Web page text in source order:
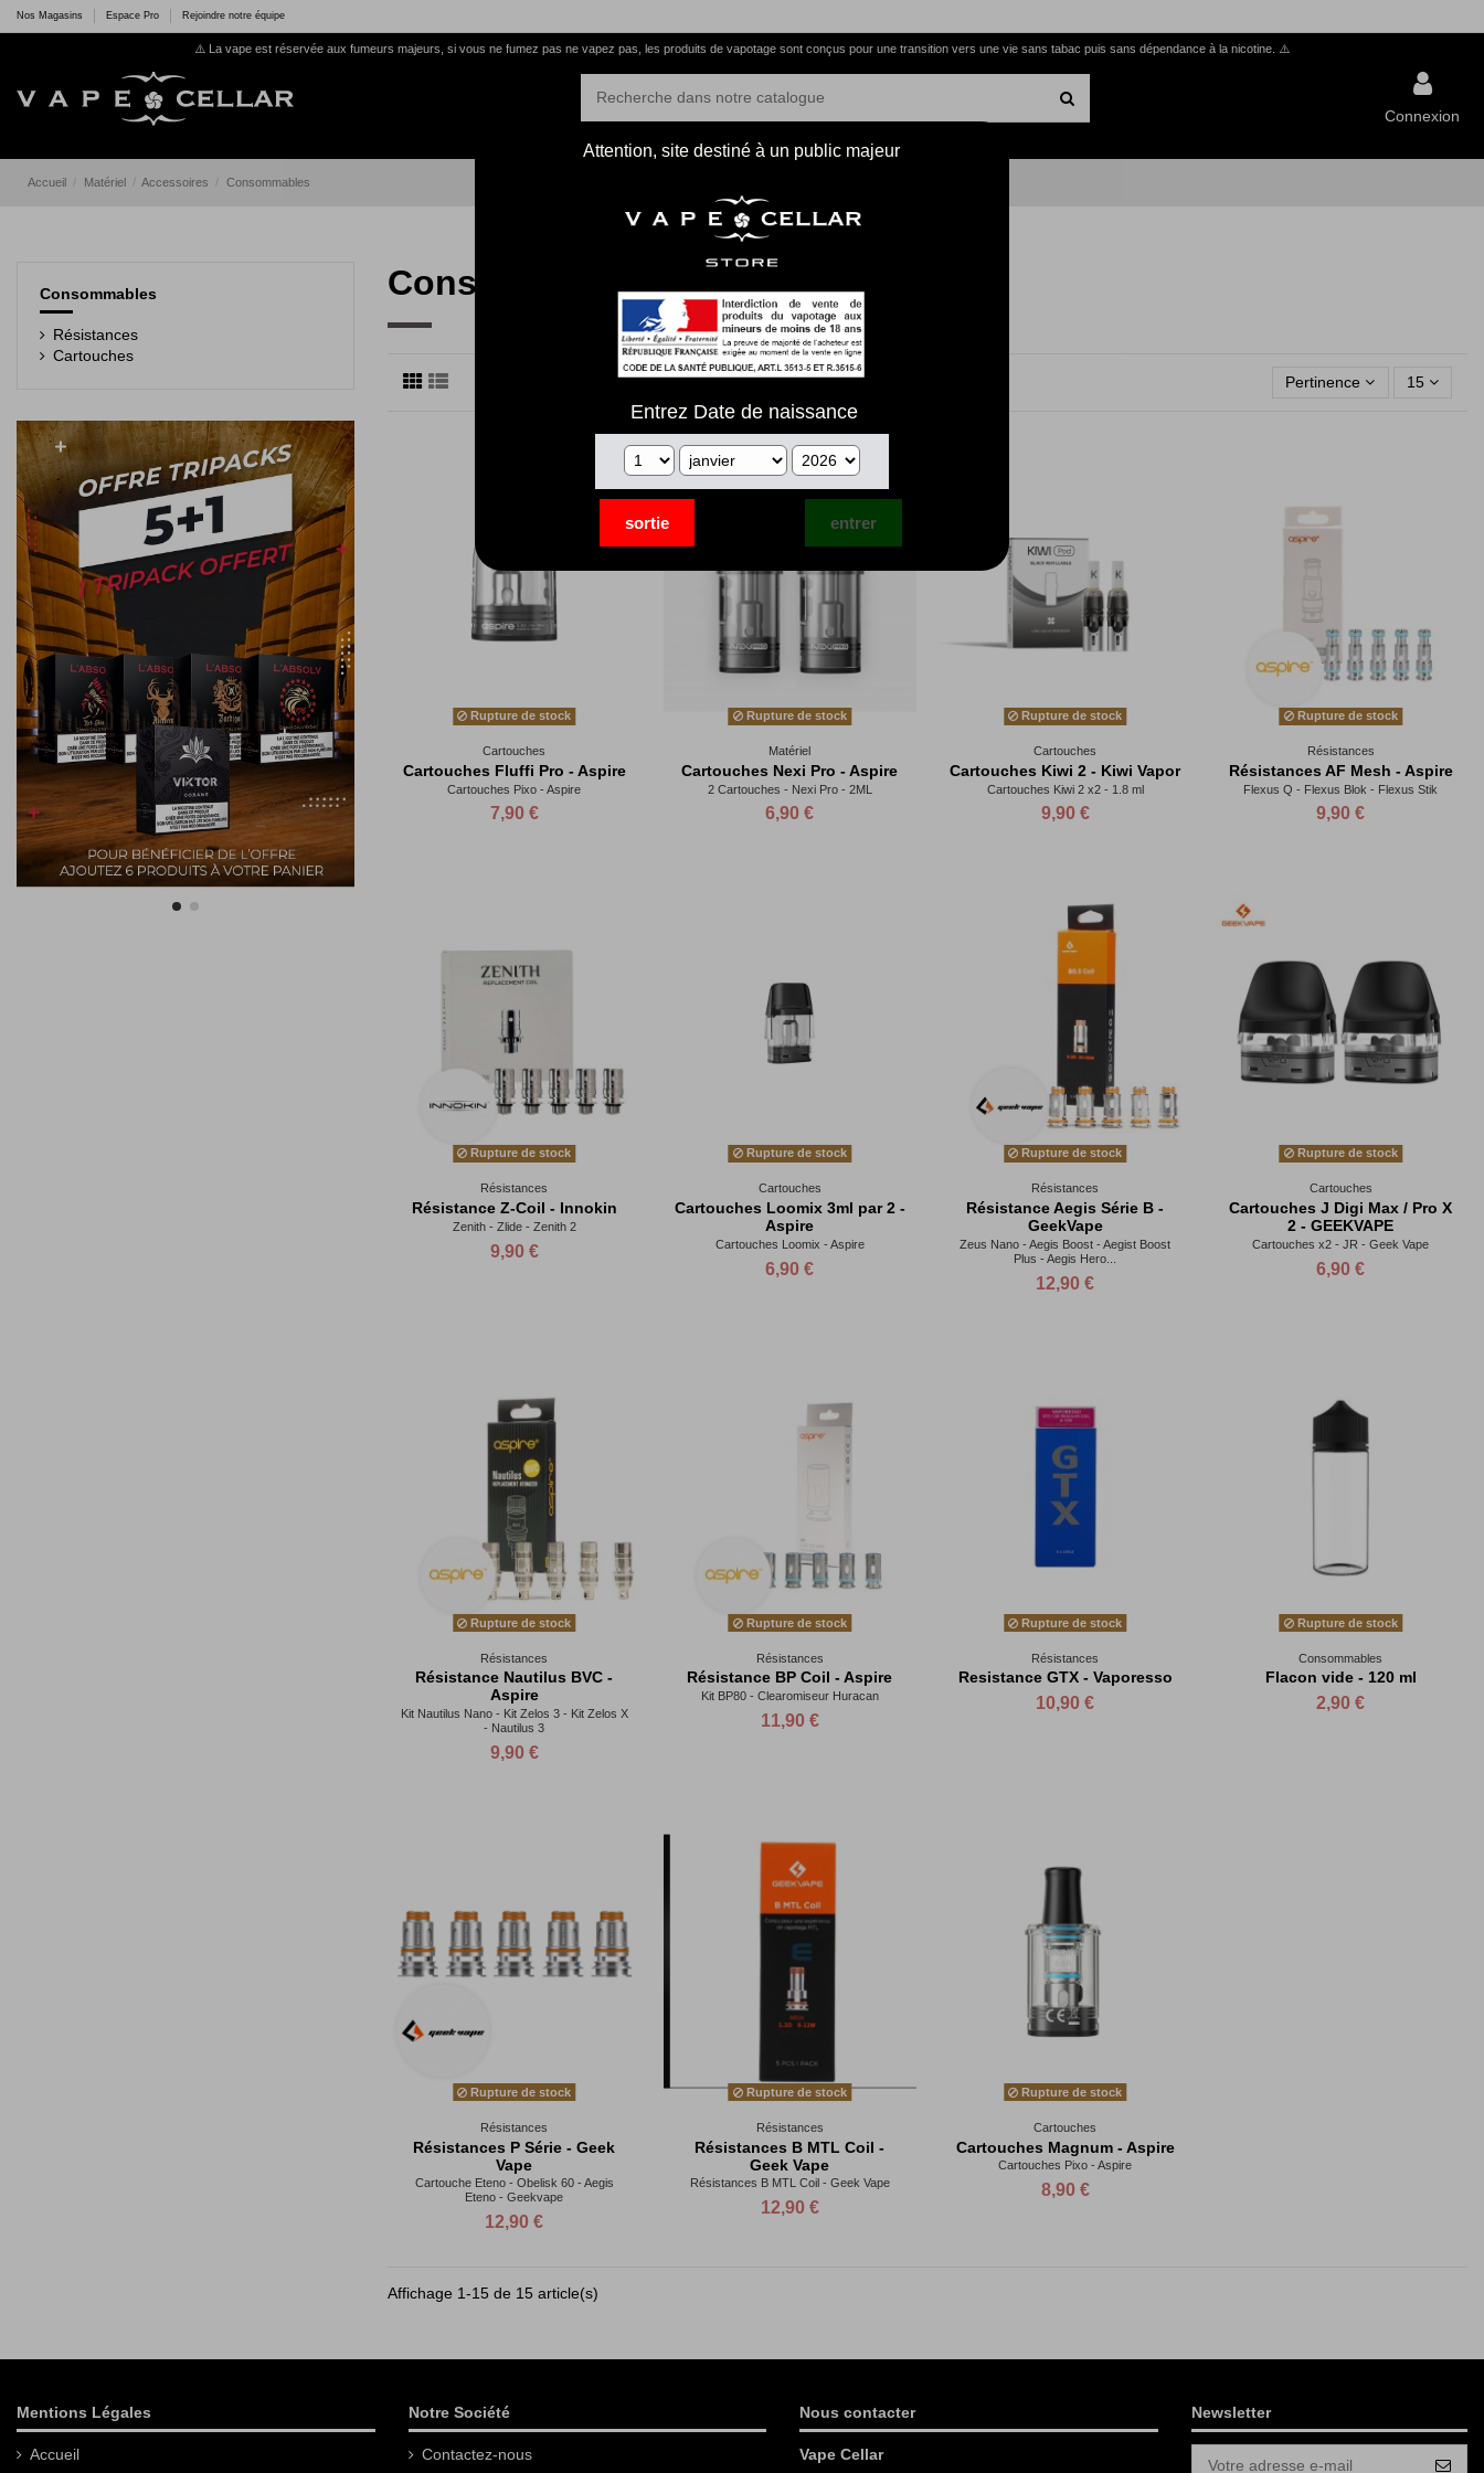
Attention, site destiné à un public majeur
Entrez Date de naissance
Nos Magasins Espace Pro Rejoindre notre équipe
⚠️ La vape est réservée aux fumeurs majeurs, si vous ne fumez pas ne vapez pas, les produits de vapotage sont conçus pour une transition vers une vie sans tabac puis sans dépendance à la nicotine. ⚠️
Connexion
Accueil Matériel Accessoires Consommables
Consommables
Pertinence 15
Rupture de stock
Cartouches
Cartouches Fluffi Pro - Aspire
Cartouches Pixo - Aspire
7,90 €
Rupture de stock
Matériel
Cartouches Nexi Pro - Aspire
2 Cartouches - Nexi Pro - 2ML
6,90 €
Rupture de stock
Cartouches
Cartouches Kiwi 2 - Kiwi Vapor
Cartouches Kiwi 2 x2 - 1.8 ml
9,90 €
Rupture de stock
Résistances
Résistances AF Mesh - Aspire
Flexus Q - Flexus Blok - Flexus Stik
9,90 €
Rupture de stock
Résistances
Résistance Z-Coil - Innokin
Zenith - Zlide - Zenith 2
9,90 €
Rupture de stock
Cartouches
Cartouches Loomix 3ml par 2 -
Aspire
Cartouches Loomix - Aspire
6,90 €
Rupture de stock
Résistances
Résistance Aegis Série B -
GeekVape
Zeus Nano - Aegis Boost - Aegist Boost
Plus - Aegis Hero...
12,90 €
Rupture de stock
Cartouches
Cartouches J Digi Max / Pro X
2 - GEEKVAPE
Cartouches x2 - JR - Geek Vape
6,90 €
Rupture de stock
Résistances
Résistance Nautilus BVC -
Aspire
Kit Nautilus Nano - Kit Zelos 3 - Kit Zelos X
- Nautilus 3
9,90 €
Rupture de stock
Résistances
Résistance BP Coil - Aspire
Kit BP80 - Clearomiseur Huracan
11,90 €
Rupture de stock
Résistances
Resistance GTX - Vaporesso
10,90 €
Rupture de stock
Consommables
Flacon vide - 120 ml
2,90 €
Rupture de stock
Résistances
Résistances P Série - Geek
Vape
Cartouche Eteno - Obelisk 60 - Aegis
Eteno - Geekvape
12,90 €
Rupture de stock
Résistances
Résistances B MTL Coil -
Geek Vape
Résistances B MTL Coil - Geek Vape
12,90 €
Rupture de stock
Cartouches
Cartouches Magnum - Aspire
Cartouches Pixo - Aspire
8,90 €
Affichage 1-15 de 15 article(s)
Consommables
Résistances
Cartouches
Mentions Légales
Accueil
Notre Société
Contactez-nous
Nous contacter
Vape Cellar
Newsletter